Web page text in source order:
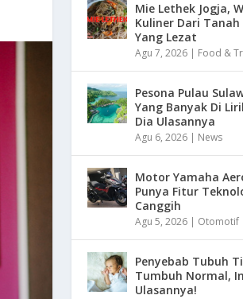
Mie Lethek Jogja,
Kuliner Dari
Yang Lezat
Agu 7, 2026 | Food &
Pesona Pulau
Yang Banyak Di
Dia Ulasannya
Agu 6, 2026 | News
Motor Yamaha
Punya Fitur
Canggih
Agu 5, 2026 | Otomotif
Penyebab Tubuh
Tumbuh Normal,
Ulasannya!